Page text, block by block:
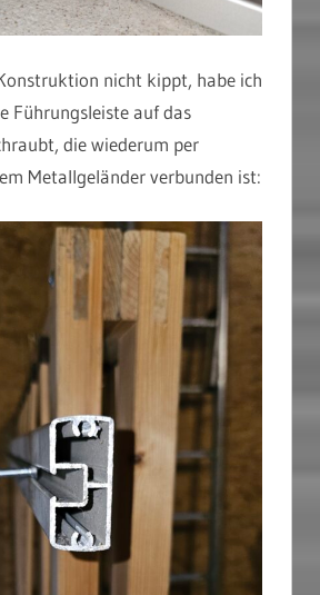
nicht kippt, habe ich
Führungsleiste auf das
die wiederum per
Metallgeländer verbunden ist: